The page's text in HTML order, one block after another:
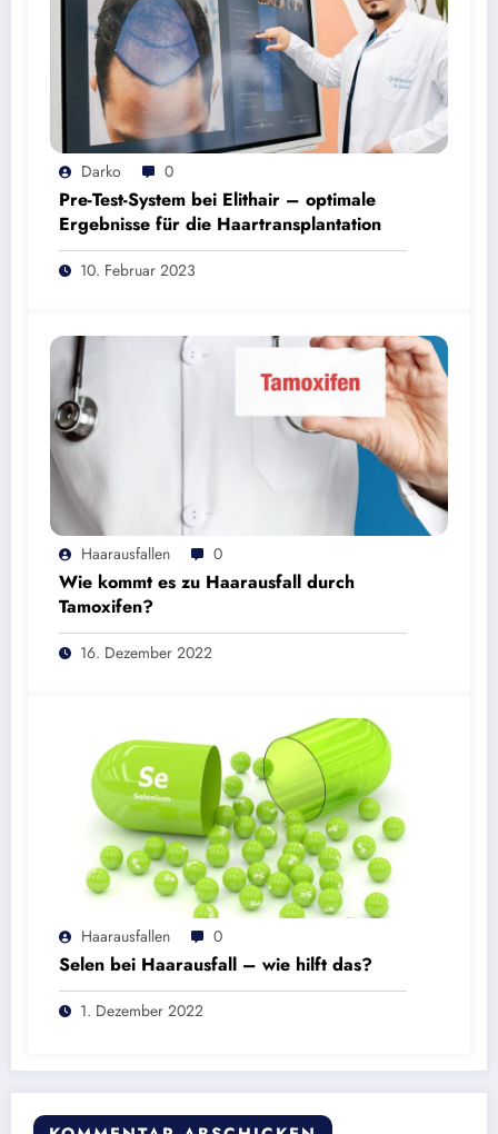
Darko 0
Pre-Test-System bei Elithair – optimale
Ergebnisse für die Haartransplantation
10. Februar 2023
Haarausfallen 0
Wie kommt es zu Haarausfall durch
Tamoxifen?
16. Dezember 2022
Haarausfallen 0
Selen bei Haarausfall – wie hilft das?
1. Dezember 2022